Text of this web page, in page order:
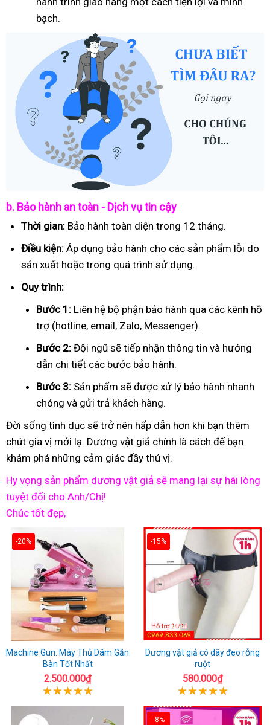
bạch.
b. Bảo hành an toàn - Dịch vụ tin cậy
Thời gian: Bảo hành toàn diện trong 12 tháng.
Điều kiện: Áp dụng bảo hành cho các sản phẩm lỗi do
sản xuất hoặc trong quá trình sử dụng.
Quy trình:
Bước 1: Liên hệ bộ phận bảo hành qua các kênh hỗ
trợ (hotline, email, Zalo, Messenger).
Bước 2: Đội ngũ sẽ tiếp nhận thông tin và hướng
dẫn chi tiết các bước bảo hành.
Bước 3: Sản phẩm sẽ được xử lý bảo hành nhanh
chóng và gửi trả khách hàng.
Đời sống tình dục sẽ trở nên hấp dẫn hơn khi bạn thêm
chút gia vị mới lạ. Dương vật giả chính là cách để bạn
khám phá những cảm giác đầy thú vị.
Hy vọng sản phẩm dương vật giả sẽ mang lại sự hài lòng
tuyệt đối cho Anh/Chị!
Chúc tốt đẹp,
-20%
Machine Gun: Máy Thủ Dâm Gắn
Bàn Tốt Nhất
2.500.000₫
-15%
Dương vật giả có dây đeo rỗng
ruột
580.000₫
-8%